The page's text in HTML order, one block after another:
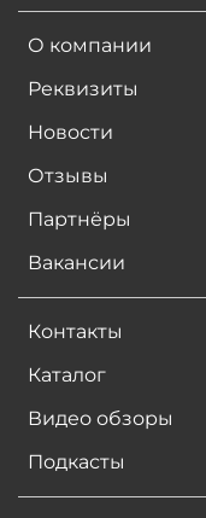
О компании
Реквизиты
Новости
Отзывы
Партнёры
Вакансии
Контакты
Каталог
Видео обзоры
Подкасты